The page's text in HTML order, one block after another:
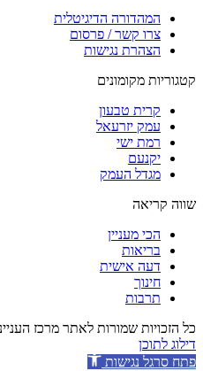
המהדורה הדיגיטלית
צרו קשר / פרסום
הצהרת נגישות
קטגוריות מקומונים
קרית טבעון
עמק יזרעאל
רמת ישי
יקנעם
מגדל העמק
שווה קריאה
הכי מעניין
בריאות
דעה אישית
חינוך
תרבות
כל הזכויות שמורות לאתר מרכז העניינים
דילוג לתוכן
פתח סרגל נגישות